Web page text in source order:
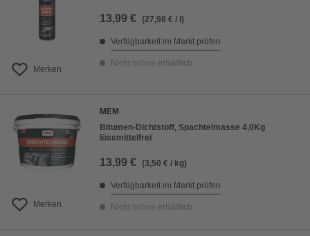
Merken
13,99 € (27,98 € / l)
Verfügbarkeit im Markt prüfen
Nicht online erhältlich
Merken
MEM
Bitumen-Dichtstoff, Spachtelmasse 4,0Kg
lösemittelfrei
13,99 € (3,50 € / kg)
Verfügbarkeit im Markt prüfen
Nicht online erhältlich